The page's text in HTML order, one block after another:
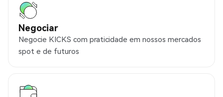
Negociar
Negocie KICKS com praticidade em nossos mercados
spot e de futuros